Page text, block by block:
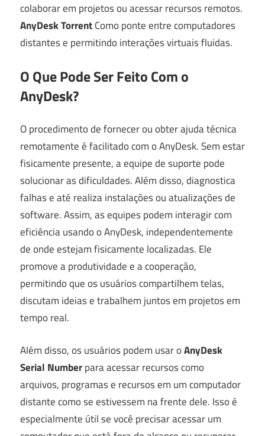
colaborar em projetos ou acessar recursos remotos.
AnyDesk TorrentComo ponte entre computadores
distantes e permitindo interações virtuais fluidas.
O Que Pode Ser Feito Com o
AnyDesk?
O procedimento de fornecer ou obter ajuda técnica
remotamente é facilitado com o AnyDesk. Sem estar
fisicamente presente, a equipe de suporte pode
solucionar as dificuldades. Além disso, diagnostica
falhas e até realiza instalações ou atualizações de
software. Assim, as equipes podem interagir com
eficiência usando o AnyDesk, independentemente
de onde estejam fisicamente localizadas. Ele
promove a produtividade e a cooperação,
permitindo que os usuários compartilhem telas,
discutam ideias e trabalhem juntos em projetos em
tempo real.
Além disso, os usuários podem usar oAnyDesk
Serial Numberpara acessar recursos como
arquivos, programas e recursos em um computador
distante como se estivessem na frente dele. Isso é
especialmente útil se você precisar acessar um